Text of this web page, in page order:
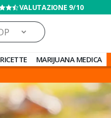
VALUTAZIONE 9/10
RICETTE MARIJUANA MEDICA